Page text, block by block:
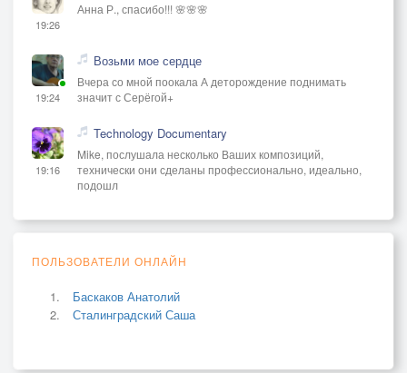
19:26
Анна Р., спасибо!!! 🌸🌸🌸
19:24
Возьми мое сердце
Вчера со мной поокала А деторождение поднимать
значит с Серёгой+
19:16
Technology Documentary
Mike, послушала несколько Ваших композиций,
технически они сделаны профессионально, идеально,
подошл
ПОЛЬЗОВАТЕЛИ ОНЛАЙН
Баскаков Анатолий
Сталинградский Саша